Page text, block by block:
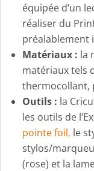
équipée d’un
réaliser du
préalablement
Matériaux : la
matériaux tels
thermocollant,
Outils : la
les outils de
pointe foil, le
stylos/
(rose) et la